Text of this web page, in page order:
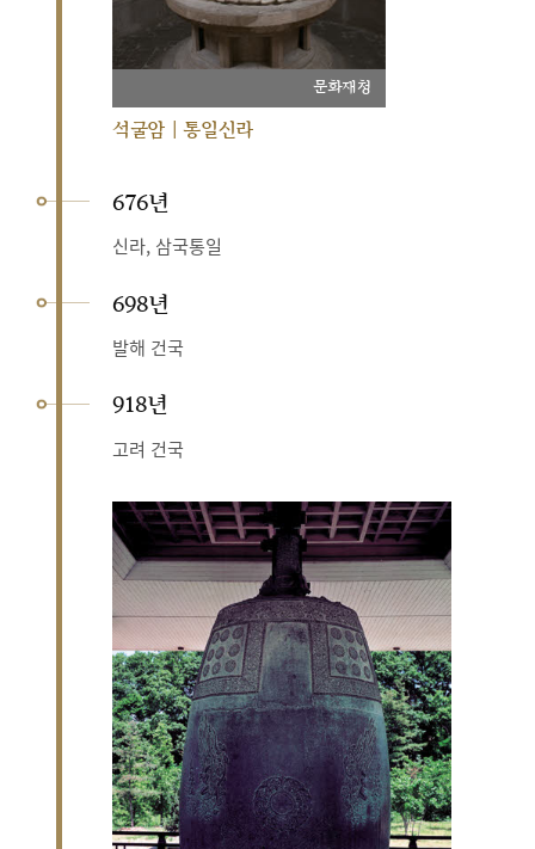
문화재청
석굴암 | 통일신라
676년
신라, 삼국통일
698년
발해 건국
918년
고려 건국